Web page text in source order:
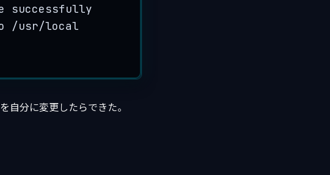
successfully
/usr/local
分に変更したらできた。